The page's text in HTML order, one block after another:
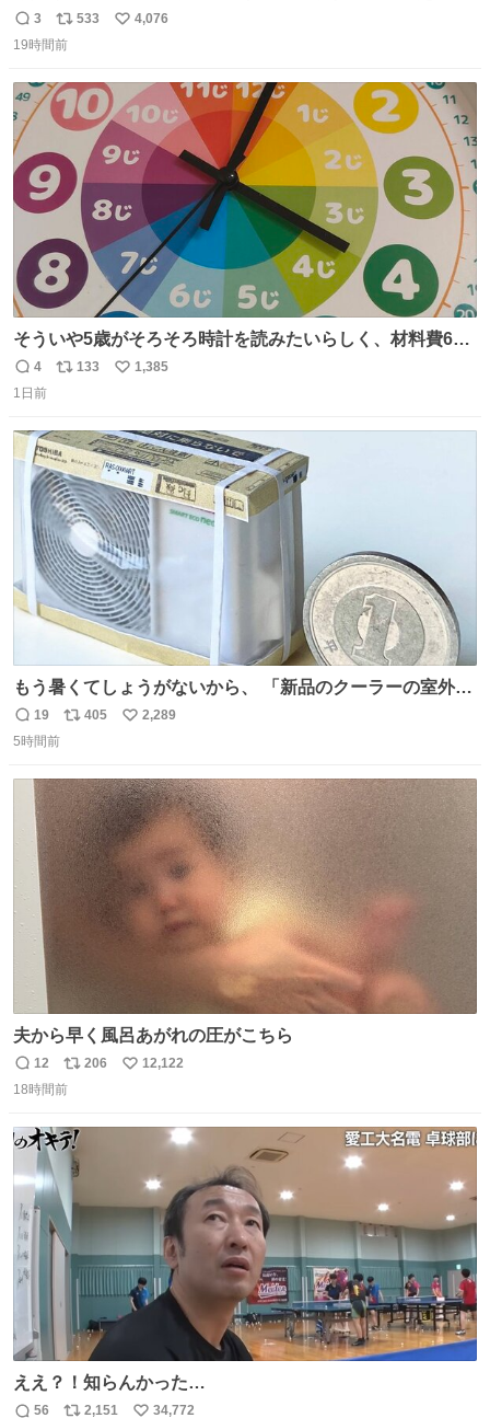
まうことから、なるべく歪みがない状態で観察しやすいよ
うにこのような形で保存していると前に科博の先生から教
返
信
3
リ
ポ
ト
数
533
い
数
4,076
19時間前
そういや5歳がそろそろ時計を読みたいらしく、材料費600
円で作れる知育時計作ってみた！ めっちゃ簡単！ ありがと
う先人！
返
信
4
リ
ト
数
133
い
数
1,385
1日前
もう暑くてしょうがないから、 「新品のクーラーの室外機
のミニチュア」 でも見ていってよ
返
信
19
リ
ト
数
405
い
数
2,289
5時間前
夫から早く風呂あがれの圧がこちら
返
信
12
リ
ポ
ト
数
206
い
12,122
18時間前
ええ？！知らんかった…
56 2,151 34,772